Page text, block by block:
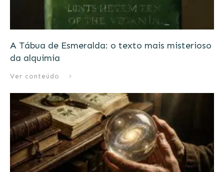
A Tábua de Esmeralda: o texto mais misterioso
da alquimia
Ver conteúdo